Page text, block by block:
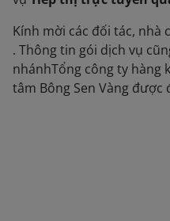
Kính mời các đối tác, nhà
. Thông tin gói dịch vụ
nhánhTổng công ty hàng
tâm Bông Sen Vàng được